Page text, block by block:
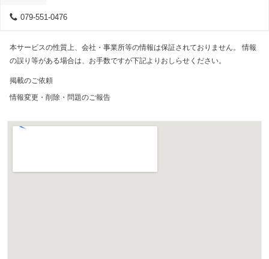
079-551-0476
本サービスの性質上、会社・事業所等の情報は保証されておりません。 情報
の誤り等がある場合は、お手数ですが下記よりおしらせください。
掲載のご依頼
情報変更・削除・問題のご報告